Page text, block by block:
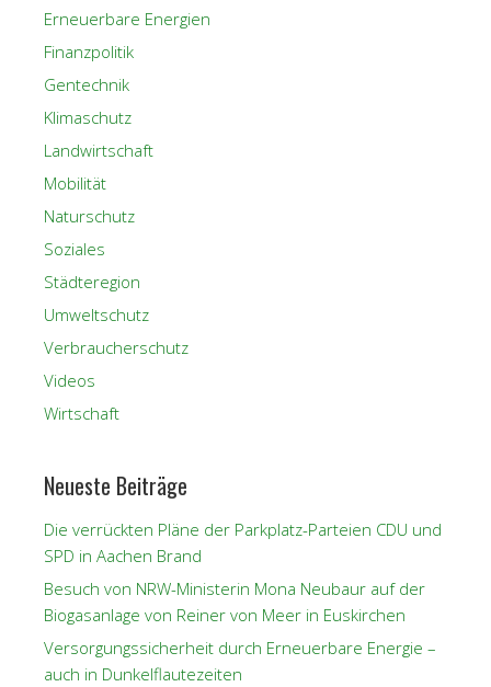
Erneuerbare Energien
Finanzpolitik
Gentechnik
Klimaschutz
Landwirtschaft
Mobilität
Naturschutz
Soziales
Städteregion
Umweltschutz
Verbraucherschutz
Videos
Wirtschaft
Neueste Beiträge
Die verrückten Pläne der Parkplatz-Parteien CDU und
SPD in Aachen Brand
Besuch von NRW-Ministerin Mona Neubaur auf der
Biogasanlage von Reiner von Meer in Euskirchen
Versorgungssicherheit durch Erneuerbare Energie –
auch in Dunkelflautezeiten